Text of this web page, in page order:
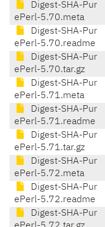
Digest-SHA-Pur
ePerl-5.70.meta
Digest-SHA-Pur
ePerl-5.70.readme
Digest-SHA-Pur
ePerl-5.70.tar.gz
Digest-SHA-Pur
ePerl-5.71.meta
Digest-SHA-Pur
ePerl-5.71.readme
Digest-SHA-Pur
ePerl-5.71.tar.gz
Digest-SHA-Pur
ePerl-5.72.meta
Digest-SHA-Pur
ePerl-5.72.readme
Digest-SHA-Pur